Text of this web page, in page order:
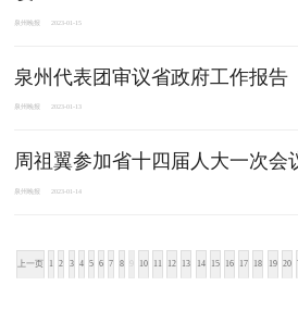
泉州晚报 2023-01-15
泉州代表团审议省政府工作报告
泉州晚报 2023-01-13
周祖翼参加省十四届人大一次会
泉州晚报 2023-01-14
上一页 1 2 3 4 5 6 7 8 10 11 12 13 14 15 16 17 18 19 20